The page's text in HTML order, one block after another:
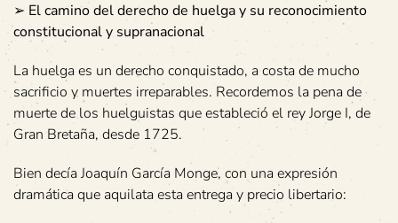
➢ El camino del derecho de huelga y su reconocimiento
constitucional y supranacional
La huelga es un derecho conquistado, a costa de mucho
sacrificio y muertes irreparables. Recordemos la pena de
muerte de los huelguistas que estableció el rey Jorge I, de
Gran Bretaña, desde 1725.
Bien decía Joaquín García Monge, con una expresión
dramática que aquilata esta entrega y precio libertario: